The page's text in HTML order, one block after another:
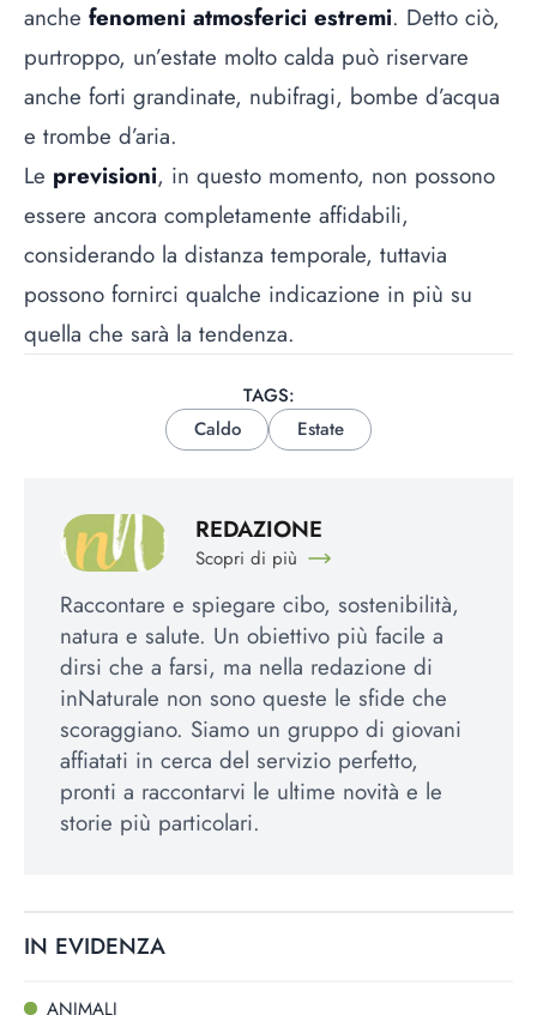
anche fenomeni atmosferici estremi. Detto ciò,
purtroppo, un’estate molto calda può riservare
anche forti grandinate, nubifragi, bombe d’acqua
e trombe d’aria.
Le previsioni, in questo momento, non possono
essere ancora completamente affidabili,
considerando la distanza temporale, tuttavia
possono fornirci qualche indicazione in più su
quella che sarà la tendenza.
TAGS:
Caldo
Estate
REDAZIONE
Scopri di più
Raccontare e spiegare cibo, sostenibilità,
natura e salute. Un obiettivo più facile a
dirsi che a farsi, ma nella redazione di
inNaturale non sono queste le sfide che
scoraggiano. Siamo un gruppo di giovani
affiatati in cerca del servizio perfetto,
pronti a raccontarvi le ultime novità e le
storie più particolari.
IN EVIDENZA
ANIMALI